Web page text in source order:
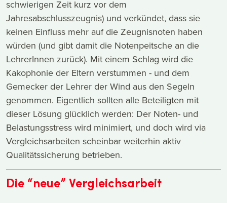
schwierigen Zeit kurz vor dem
Jahresabschlusszeugnis) und verkündet, dass sie
keinen Einfluss mehr auf die Zeugnisnoten haben
würden (und gibt damit die Notenpeitsche an die
LehrerInnen zurück). Mit einem Schlag wird die
Kakophonie der Eltern verstummen - und dem
Gemecker der Lehrer der Wind aus den Segeln
genommen. Eigentlich sollten alle Beteiligten mit
dieser Lösung glücklich werden: Der Noten- und
Belastungsstress wird minimiert, und doch wird via
Vergleichsarbeiten scheinbar weiterhin aktiv
Qualitätssicherung betrieben.
Die “neue” Vergleichsarbeit